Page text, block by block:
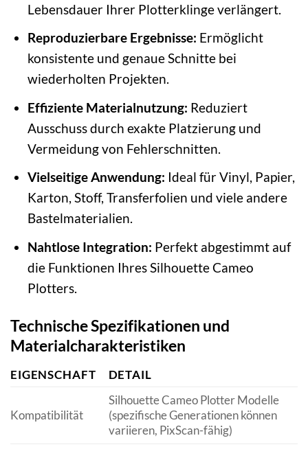
Lebensdauer Ihrer Plotterklinge verlängert.
Reproduzierbare Ergebnisse: Ermöglicht
konsistente und genaue Schnitte bei
wiederholten Projekten.
Effiziente Materialnutzung: Reduziert
Ausschuss durch exakte Platzierung und
Vermeidung von Fehlerschnitten.
Vielseitige Anwendung: Ideal für Vinyl, Papier,
Karton, Stoff, Transferfolien und viele andere
Bastelmaterialien.
Nahtlose Integration: Perfekt abgestimmt auf
die Funktionen Ihres Silhouette Cameo
Plotters.
Technische Spezifikationen und
Materialcharakteristiken
EIGENSCHAFT DETAIL
Kompatibilität
Silhouette Cameo Plotter Modelle
(spezifische Generationen können
variieren, PixScan-fähig)